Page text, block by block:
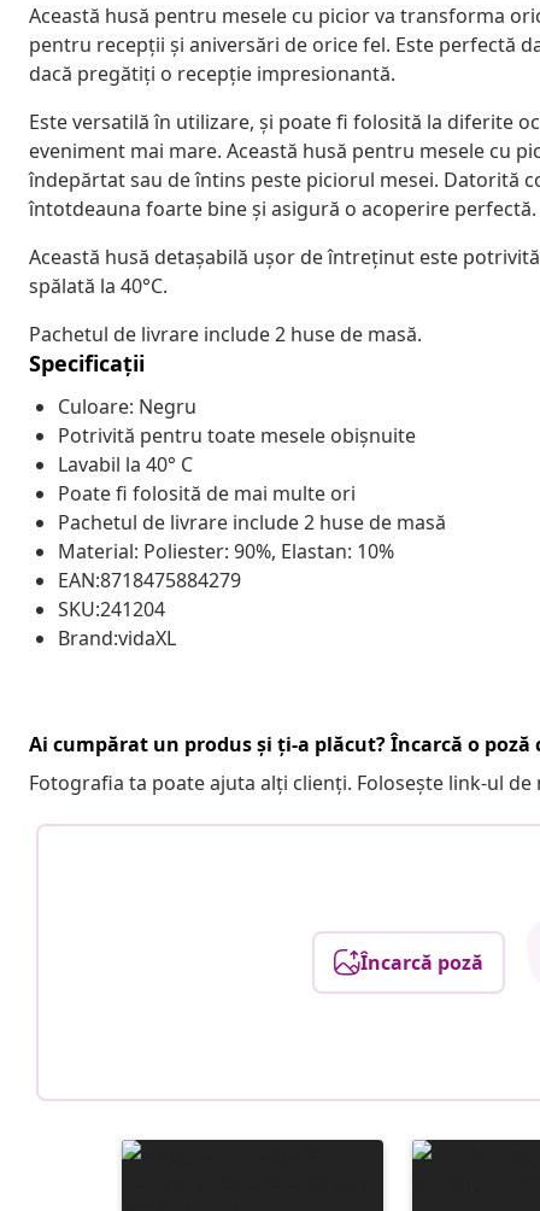
Această husă pentru mesele cu picior va transforma
pentru recepții și aniversări de orice fel. Este perfectă
dacă pregătiți o recepție impresionantă.
Este versatilă în utilizare, și poate fi folosită la diferite
eveniment mai mare. Această husă pentru mesele cu
îndepărtat sau de întins peste piciorul mesei. Datorită
întotdeauna foarte bine și asigură o acoperire perfectă.
Această husă detașabilă ușor de întreținut este
spălată la 40°C.
Pachetul de livrare include 2 huse de masă.
Specificații
Culoare: Negru
Potrivită pentru toate mesele obișnuite
Lavabil la 40° C
Poate fi folosită de mai multe ori
Pachetul de livrare include 2 huse de masă
Material: Poliester: 90%, Elastan: 10%
EAN:8718475884279
SKU:241204
Brand:vidaXL
Ai cumpărat un produs și ți-a plăcut? Încarcă o poză
Fotografia ta poate ajuta alți clienți. Folosește link-ul de
Încarcă poză